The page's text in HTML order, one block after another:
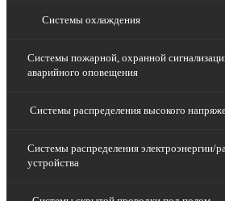
Системы охлаждения
Системы пожарной, охранной
аварийного оповещения
Системы распределения высокого
Системы распределения электроэнергии/
устройства